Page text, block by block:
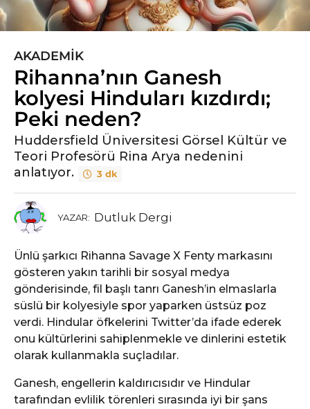
5
y
ı
l
ö
n
c
e
y
n
c
e
AKADEMIK
Rihanna’nın Ganesh
kolyesi Hinduları kızdırdı;
Peki neden?
Huddersfield Üniversitesi Görsel Kültür ve
Teori Profesörü Rina Arya nedenini
anlatıyor.
3 dk
YAZAR: Dutluk Dergi
Ünlü şarkıcı Rihanna Savage X Fenty markasını
gösteren yakın tarihli bir sosyal medya
gönderisinde, fil başlı tanrı Ganesh’in elmaslarla
süslü bir kolyesiyle spor yaparken üstsüz poz
verdi. Hindular öfkelerini Twitter’da ifade ederek
onu kültürlerini sahiplenmekle ve dinlerini estetik
olarak kullanmakla suçladılar.
Ganesh, engellerin kaldırıcısıdır ve Hindular
tarafından evlilik törenleri sırasında iyi bir şans